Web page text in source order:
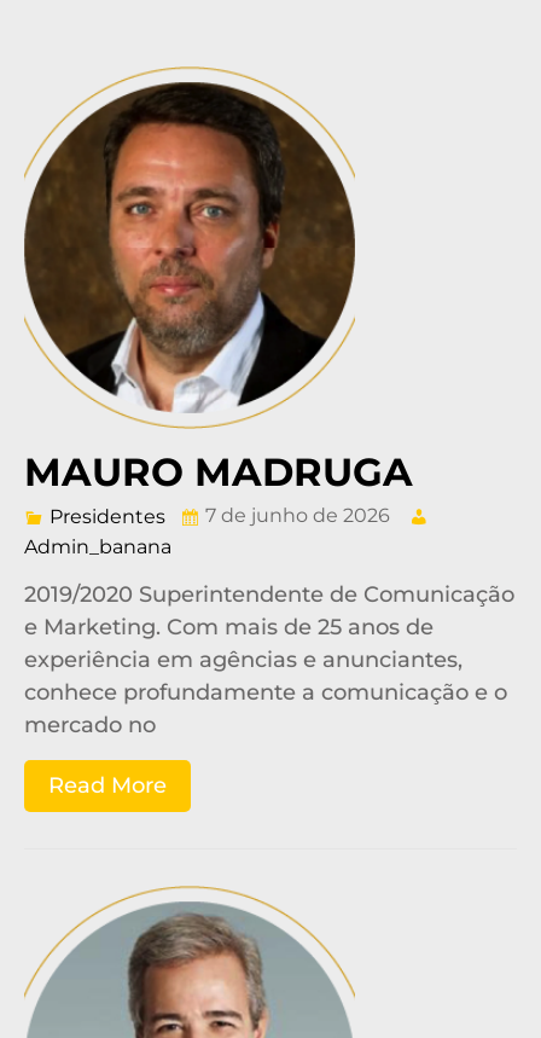
MAURO MADRUGA
Presidentes
7 de junho de 2026
Admin_banana
2019/2020 Superintendente de Comunicação
e Marketing. Com mais de 25 anos de
experiência em agências e anunciantes,
conhece profundamente a comunicação e o
mercado no
Read More